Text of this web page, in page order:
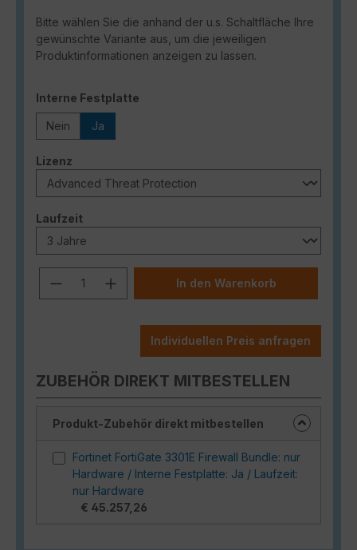
Bitte wählen Sie die anhand der u.s. Schaltfläche Ihre
gewünschte Variante aus, um die jeweiligen
Produktinformationen anzeigen zu lassen.
Interne Festplatte
Nein Ja
Lizenz
Laufzeitauswählen
Produkt Anzahl: Gib den
In den Warenkorb
Individuellen Preis anfragen
ZUBEHÖR DIREKT MITBESTELLEN
Produkt-Zubehör direkt mitbestellen
Fortinet FortiGate 3301E Firewall Bundle: nur
Hardware / Interne Festplatte: Ja / Laufzeit:
nur Hardware
€ 45.257,26